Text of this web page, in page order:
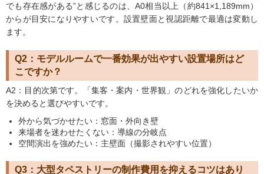
でも存在感がある”と感じるのは、A0相当以上（約841×1,189mm）
からが目安になりやすいです。設置壁面と視認距離で最適は変動し
ます。
Q2：モデルルームで一番効果が出やすい設置場所はど
こですか？
A2：目的次第です。「集客・案内・世界観」のどれを強化したいか
を決めると選びやすいです。
外から気づかせたい：窓面・外向き壁
来場者を迷わせたくない：導線の分岐点
空間演出を強めたい：主壁面（撮影されやすい位置）
Q3：大型タペストリーの制作費用を抑えるコツはあり